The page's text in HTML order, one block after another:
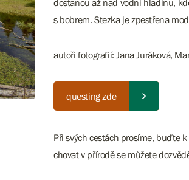
dostanou až nad vodní hladinu,
s bobrem. Stezka je zpestřena
autoři fotografií: Jana Juráková,
questing zde
Při svých cestách prosíme, buďte
chovat v přírodě se můžete